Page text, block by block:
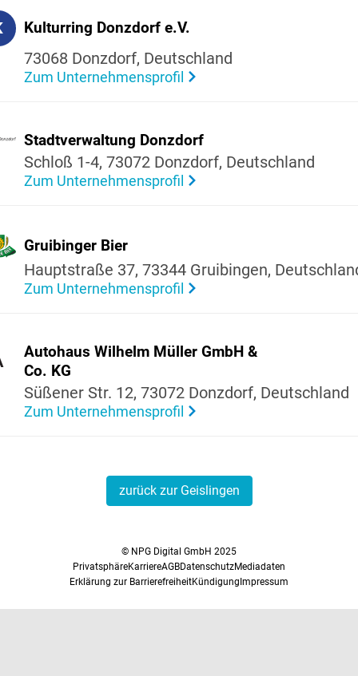
Kultur­ring Donzdorf e.V.
73068 Donzdorf, Deutsch­land
Zum Unternehmensprofil
Stadt­ver­wal­tung Donzdorf
Schloß 1-4, 73072 Donzdorf, Deutsch­land
Zum Unternehmensprofil
Gruibinger Bier
Haupt­straße 37, 73344 Gruibingen,
Zum Unternehmensprofil
Auto­haus Wilhelm Müller GmbH &
Co. KG
Süßener Str. 12, 73072 Donzdorf, Deutsch­land
Zum Unternehmensprofil
zurück zur Geislingen
© NPG Digital GmbH 2025
PrivatsphäreKarriereAGBDatenschutzMediadaten
Erklärung zur BarrierefreiheitKündigung Impressum